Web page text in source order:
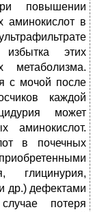
повышении
аминокислот в
этих
с мочой после
каждой
может
аминокислот.
в почечных
глицинурия,
др.) дефектами
потеря